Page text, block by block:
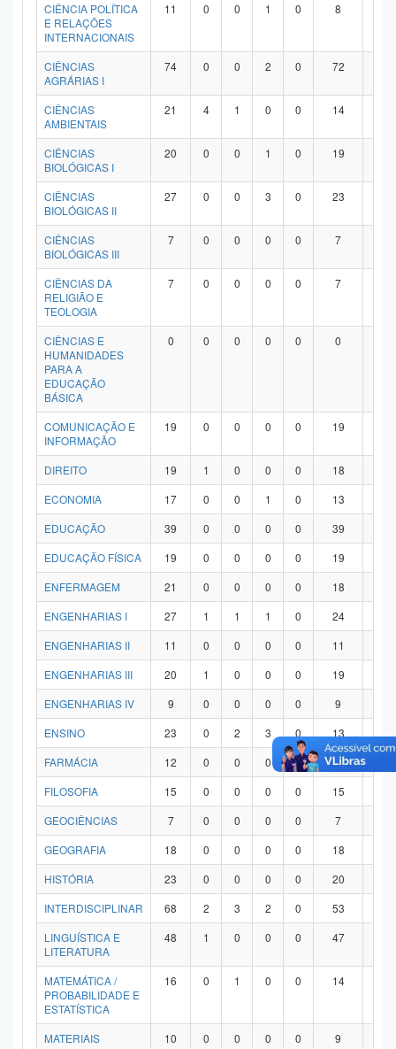
CIÊNCIA POLÍTICA
E RELAÇÕES
INTERNACIONAIS
11 0 0 1 0 8
CIÊNCIAS
AGRÁRIAS I
74 0 0 2 0 72
CIÊNCIAS
AMBIENTAIS
21 4 1 0 0 14
CIÊNCIAS
BIOLÓGICAS I
20 0 0 1 0 19
CIÊNCIAS
BIOLÓGICAS II
27 0 0 3 0 23
CIÊNCIAS
BIOLÓGICAS III
7 0 0 0 0 7
CIÊNCIAS DA
RELIGIÃO E
TEOLOGIA
7 0 0 0 0 7
CIÊNCIAS E
HUMANIDADES
PARA A
EDUCAÇÃO
BÁSICA
0 0 0 0 0 0
COMUNICAÇÃO E
INFORMAÇÃO
19 0 0 0 0 19
DIREITO 19 1 0 0 0 18
ECONOMIA
17 0 0 1 0 13
EDUCAÇÃO
39 0 0 0 0 39
EDUCAÇÃO FÍSICA
19 0 0 0 0 19
ENFERMAGEM
21 0 0 0 0 18
ENGENHARIAS I
27 1 1 1 0 24
ENGENHARIAS II
11 0 0 0 0 11
ENGENHARIAS III
20 1 0 0 0 19
ENGENHARIAS IV
9 0 0 0 0 9
ENSINO
23 0 2 3 0 13
FARMÁCIA
12 0 0 0 0 12
FILOSOFIA
15 0 0 0 0 15
GEOCIÊNCIAS
7 0 0 0 0 7
GEOGRAFIA
18 0 0 0 0 18
HISTÓRIA
23 0 0 0 0 20
INTERDISCIPLINAR
68 2 3 2 0 53
LINGUÍSTICA E
LITERATURA
48 1 0 0 0 47
MATEMÁTICA /
PROBABILIDADE E
ESTATÍSTICA
16 0 1 0 0 14
MATERIAIS 10 0 0 0 0 9